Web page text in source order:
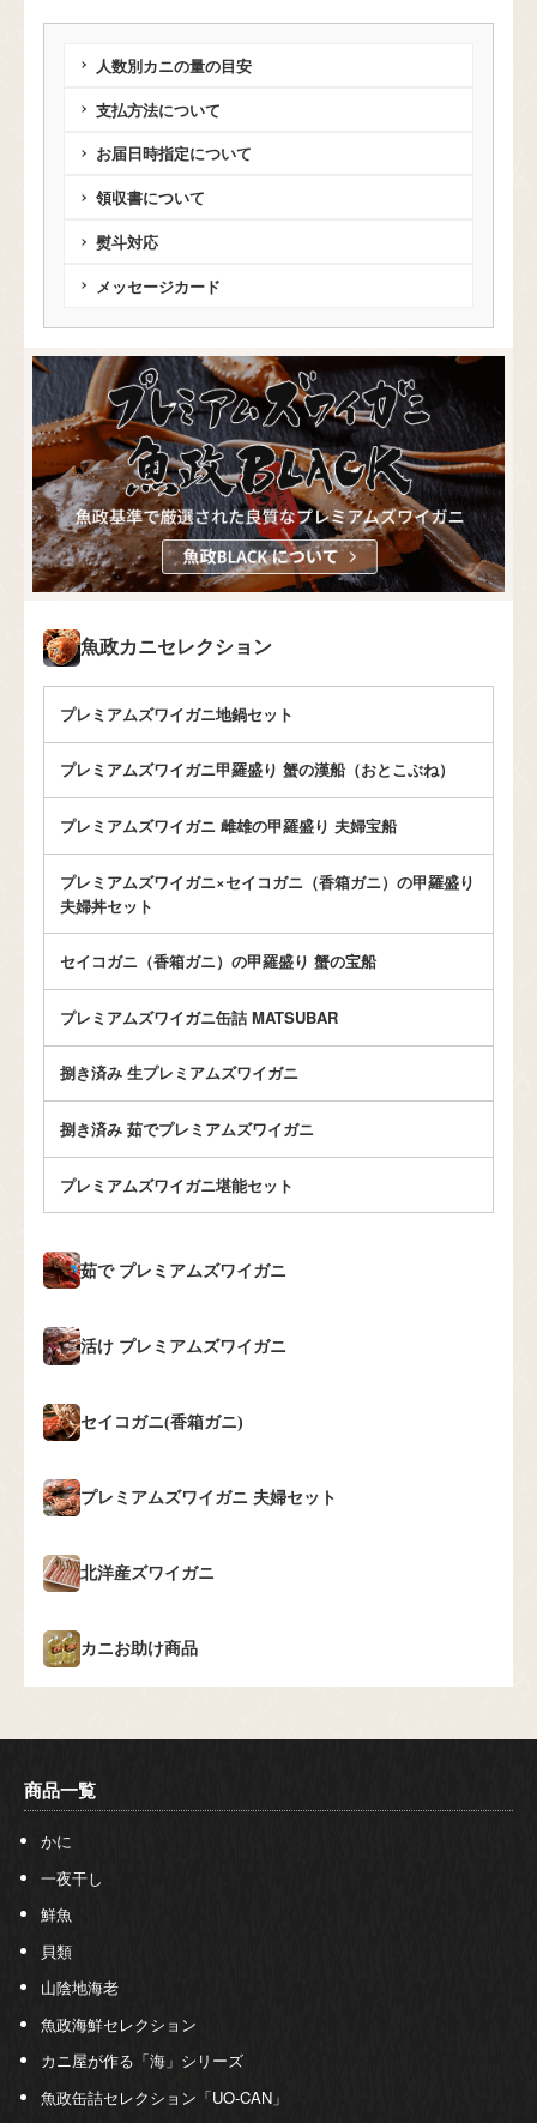
魚政カニセレクション
プレミアムズワイガニ地鍋セット
プレミアムズワイガニ甲羅盛り 蟹の漢船（おとこぶね）
プレミアムズワイガニ 雌雄の甲羅盛り 夫婦宝船
プレミアムズワイガニ×セイコガニ（香箱ガニ）の甲羅盛り
夫婦丼セット
セイコガニ（香箱ガニ）の甲羅盛り 蟹の宝船
プレミアムズワイガニ缶詰 MATSUBAR
捌き済み 生プレミアムズワイガニ
捌き済み 茹でプレミアムズワイガニ
プレミアムズワイガニ堪能セット
茹で プレミアムズワイガニ
活け プレミアムズワイガニ
セイコガニ(香箱ガニ)
プレミアムズワイガニ 夫婦セット
北洋産ズワイガニ
カニお助け商品
人数別カニの量の目安
支払方法について
お届日時指定について
領収書について
熨斗対応
メッセージカード
商品一覧
かに
一夜干し
鮮魚
貝類
山陰地海老
魚政海鮮セレクション
カニ屋が作る「海」シリーズ
魚政缶詰セレクション「UO-CAN」